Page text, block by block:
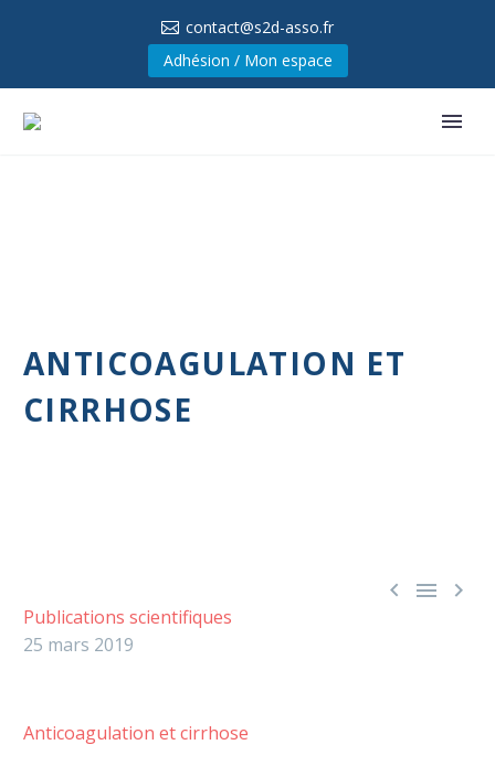
contact@s2d-asso.fr
Adhésion / Mon espace
ANTICOAGULATION ET
CIRRHOSE
  
Publications scientifiques
25 mars 2019
Anticoagulation et cirrhose